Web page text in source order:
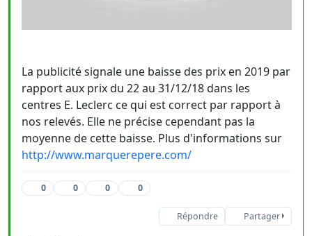
La publicité signale une baisse des prix en 2019 par
rapport aux prix du 22 au 31/12/18 dans les
centres E. Leclerc ce qui est correct par rapport à
nos relevés. Elle ne précise cependant pas la
moyenne de cette baisse. Plus d'informations sur
http://www.marquerepere.com/
0 0 0 0
Répondre Partager